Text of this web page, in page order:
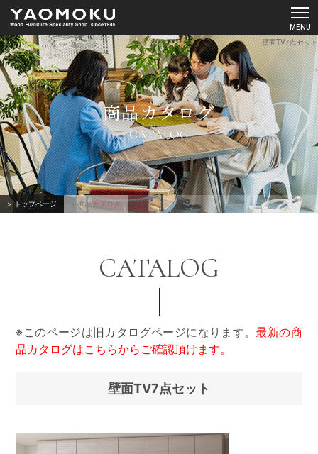
ショールーム
YAOMOKUについて
商品カタログ
スペシャルコンテンツ
壁面TV7点セット
商品カタログ
CATALOG
> トップページ > 商品カタログ
CATALOG
※このページは旧カタログページになります。最新の商
品カタログはこちらからご確認頂けます。
壁面TV7点セット